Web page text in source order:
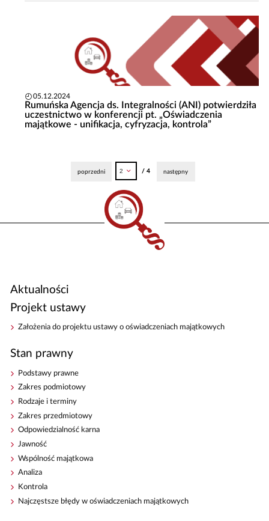
05.12.2024
Rumuńska Agencja ds. Integralności (ANI) potwierdziła
uczestnictwo w konferencji pt. „Oświadczenia
majątkowe - unifikacja, cyfryzacja, kontrola”
poprzedni / 4 następny
Aktualności
Projekt ustawy
Założenia do projektu ustawy o oświadczeniach majątkowych
Stan prawny
Podstawy prawne
Zakres podmiotowy
Rodzaje i terminy
Zakres przedmiotowy
Odpowiedzialność karna
Jawność
Wspólność majątkowa
Analiza
Kontrola
Najczęstsze błędy w oświadczeniach majątkowych